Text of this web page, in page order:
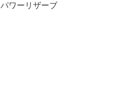
パワーリザーブ